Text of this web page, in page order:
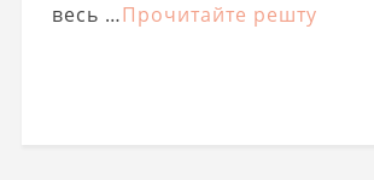
весь …Прочитайте решту